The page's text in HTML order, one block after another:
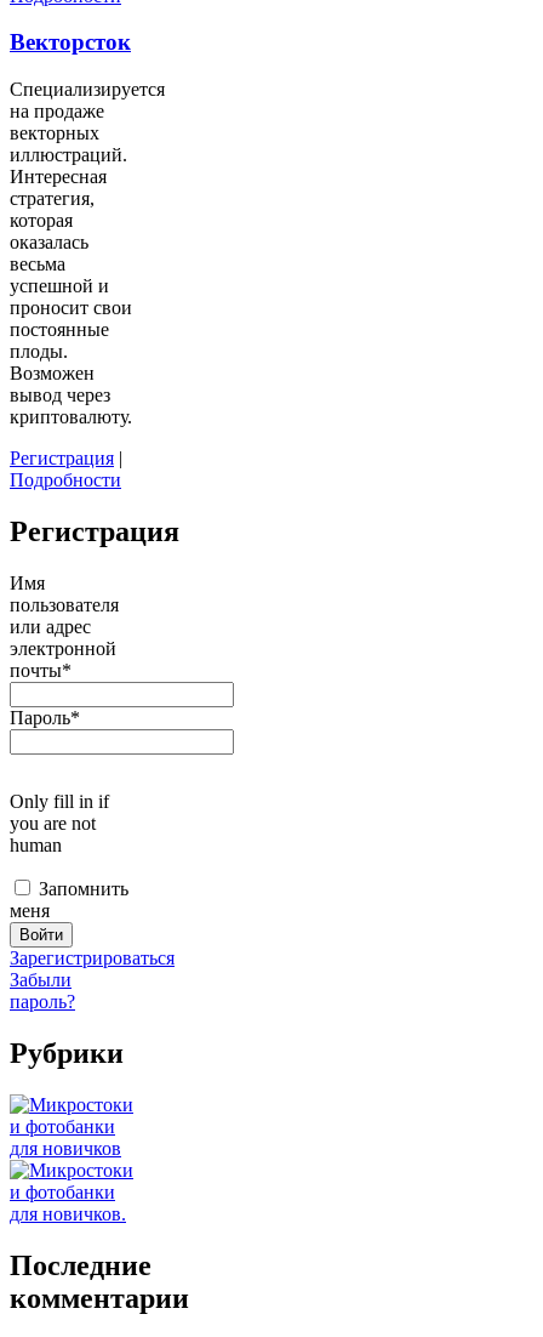
Векторсток
Специализируется
на продаже
векторных
иллюстраций.
Интересная
стратегия,
которая
оказалась
весьма
успешной и
проносит свои
постоянные
плоды.
Возможен
вывод через
криптовалюту.
Регистрация |
Подробности
Регистрация
Имя
пользователя
или адрес
электронной
почты*
Пароль*
Only fill in if
you are not
human
Запомнить
меня
Зарегистрироваться
Забыли
пароль?
Рубрики
Последние
комментарии